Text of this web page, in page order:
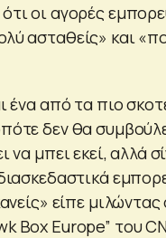
οι αγορές
ασταθείς» και
ένα από τα πιο
δεν θα
να μπει εκεί, αλλά
είπε
Box Europe” του